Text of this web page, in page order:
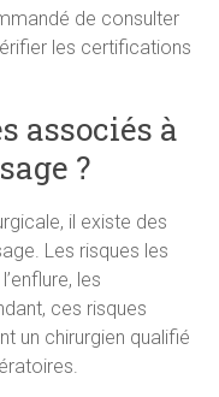
de consulter
les certifications
associés à
?
il existe des
Les risques les
les
ces risques
un chirurgien qualifié